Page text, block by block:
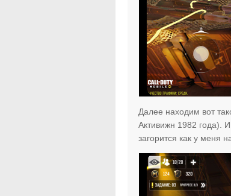
Далее находим вот
Активижн 1982 года).
загорится как у меня